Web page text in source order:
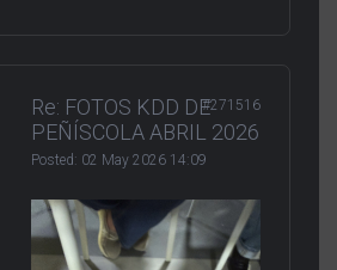
Re: FOTOS KDD DE
PEÑÍSCOLA ABRIL 2026
Posted: 02 May 2026 14:09
#271516